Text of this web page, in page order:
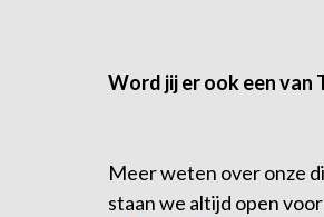
Word jij
Meer weten over onze
staan we altijd open